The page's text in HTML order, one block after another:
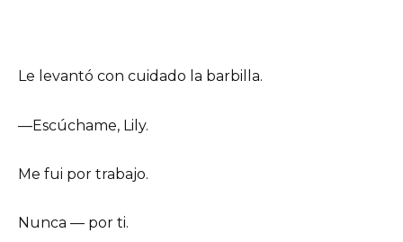
Le levantó con cuidado la barbilla.
—Escúchame, Lily.
Me fui por trabajo.
Nunca — por ti.